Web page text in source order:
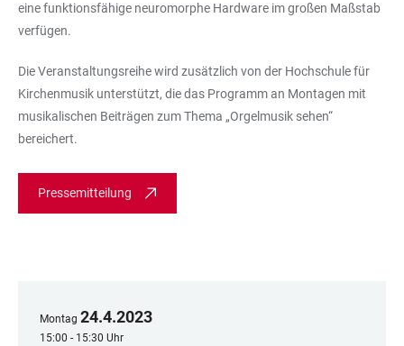
eine funktionsfähige neuromorphe Hardware im großen Maßstab
verfügen.
Die Veranstaltungsreihe wird zusätzlich von der Hochschule für
Kirchenmusik unterstützt, die das Programm an Montagen mit
musikalischen Beiträgen zum Thema „Orgelmusik sehen“
bereichert.
Pressemitteilung
Montag 24.4.2023
15:00 - 15:30 Uhr